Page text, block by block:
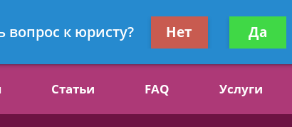
по алиментам
Получите
Статьи FAQ Услуги
вопрос к юристу? Нет Да